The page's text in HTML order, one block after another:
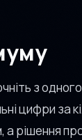
з
цифри за
про